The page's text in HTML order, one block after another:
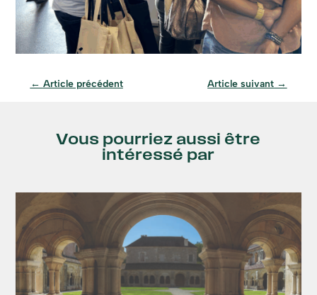
← Article précédent Article suivant →
Vous pourriez aussi être
intéressé par